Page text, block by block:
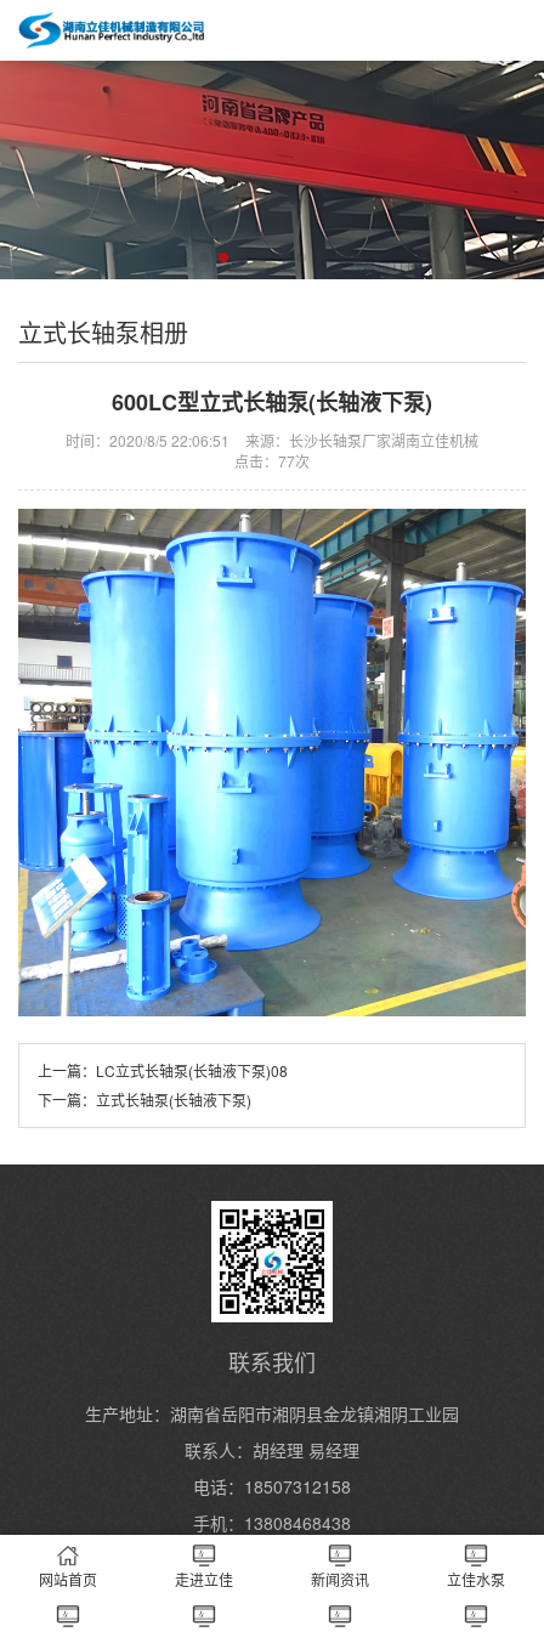
立式长轴泵相册
600LC型立式长轴泵(长轴液下泵)
时间：2020/8/5 22:06:51
来源：长沙长轴泵厂家湖南立佳机械
点击： 77次
上一篇： LC立式长轴泵(长轴液下泵)08
下一篇： 立式长轴泵(长轴液下泵)
联系我们
生产地址：湖南省岳阳市湘阴县金龙镇湘阴工业园
联系人：胡经理 易经理
电话：18507312158
手机：13808468438
Copyright 2004-2024 湖南立佳机械制造有限公司 All Rights Reserved.湘ICP
备2023000934号
长沙水泵厂
网站首页 走进立佳 新闻资讯 立佳水泵